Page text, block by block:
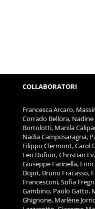
COLLABORATORI
Francesca Arcaro,
Corrado Bellora, Nadine
Bortolotti, Manila
Nadia Camposaragna,
Filippo Clermont, Carol
Leo Dufour, Christian
Giuseppe Farinella,
Dojot, Bruno Fracasso,
Francesconi, Sofia
Gambino, Paolo Gatto,
Ghignone, Marlène